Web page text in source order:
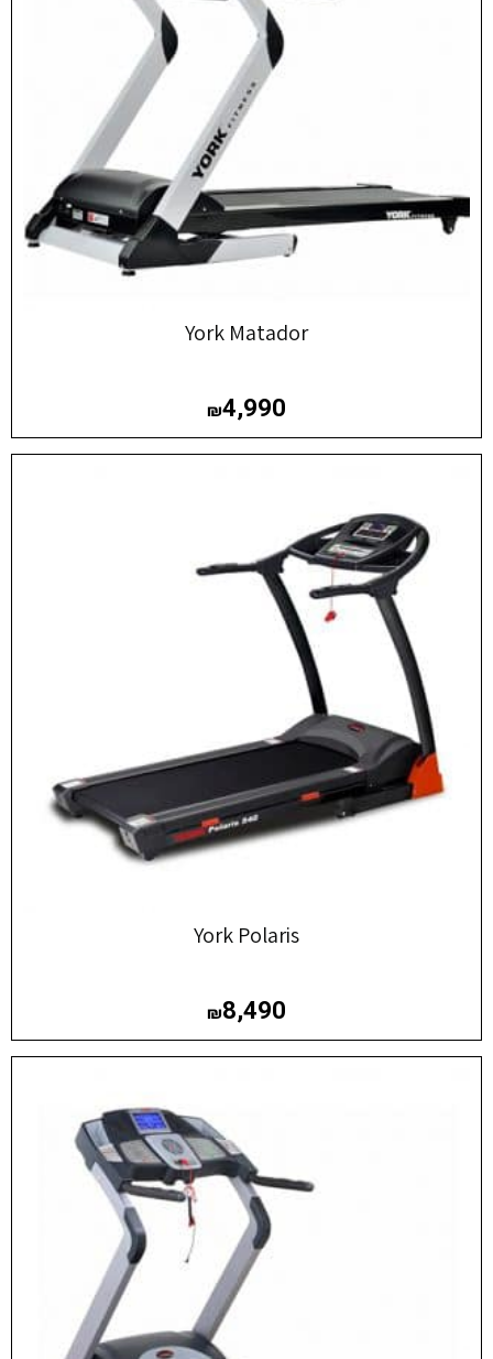
York Matador
₪4,990
York Polaris
₪8,490